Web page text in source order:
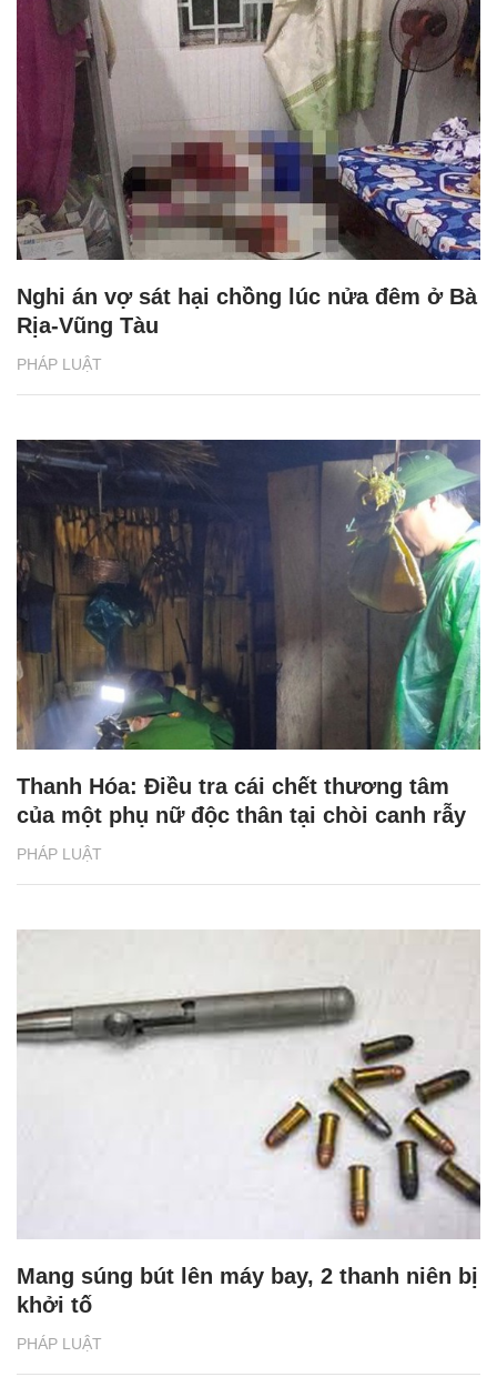
PHÁP LUẬT
Nghi án vợ sát hại chồng lúc nửa đêm ở Bà
Rịa-Vũng Tàu
PHÁP LUẬT
Thanh Hóa: Điều tra cái chết thương tâm
của một phụ nữ độc thân tại chòi canh rẫy
PHÁP LUẬT
Mang súng bút lên máy bay, 2 thanh niên bị
khởi tố